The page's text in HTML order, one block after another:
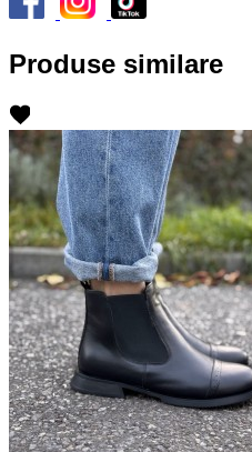
Produse similare